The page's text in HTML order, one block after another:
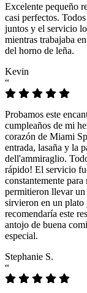
Excelente pequeño
casi perfectos.
juntos y el servicio
mientras trabajaba
del horno de leña.
Kevin
“
Probamos este
cumpleaños de mi
corazón de Miami
entrada, lasaña y la
dell'ammiraglio.
rápido! El servicio
constantemente
permitieron llevar un
sirvieron en un plato
recomendaría este
antojo de buena
especial.
Stephanie S.
“